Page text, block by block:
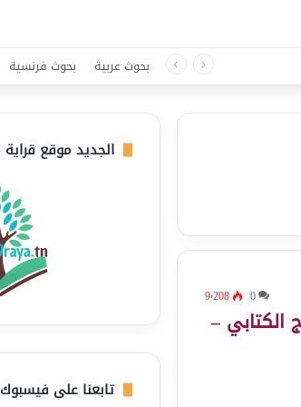
بحوث عربية بحوث فرنسية
0 9٬208
الكتابي –
الجديد موقع قراية Collège
تابعنا على فيسبوك